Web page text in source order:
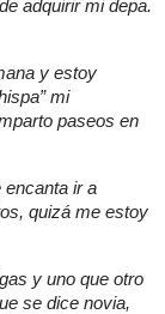
adquirir mi depa.
y estoy
mi
paseos en
ir a
quizá me estoy
y uno que otro
se dice novia,